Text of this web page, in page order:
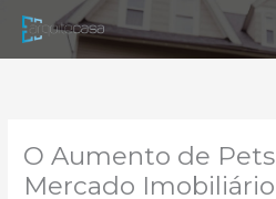
para
O Aumento de
Mercado Imobiliário